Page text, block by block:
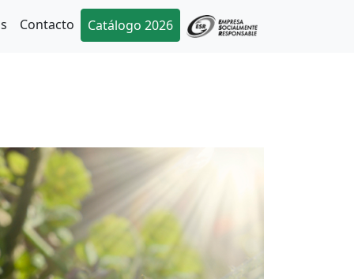
Contacto Catálogo 2026